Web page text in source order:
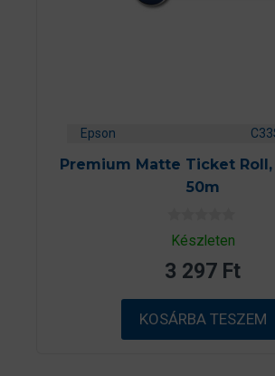
Epson
Premium Matte Ticket Roll,
50m
0
a
5
b
ő
l
Készleten
3 297 Ft
KOSÁRBA TESZEM